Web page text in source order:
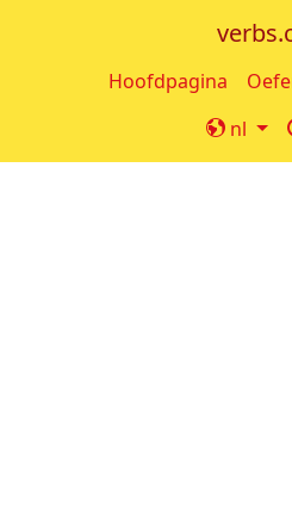
Hoofdpagina
nl